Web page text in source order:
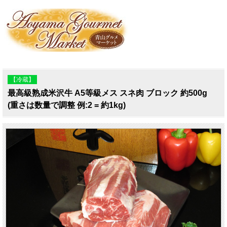
【冷蔵】
最高級熟成米沢牛 A5等級メス スネ肉 ブロック 約500g
(重さは数量で調整 例:2 = 約1kg)